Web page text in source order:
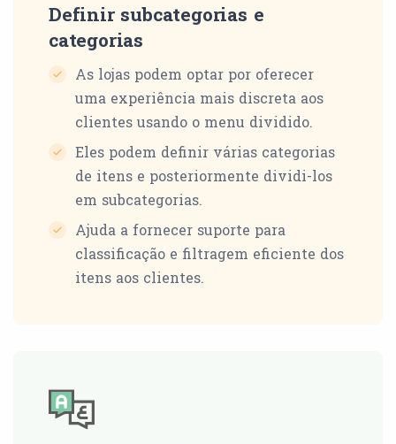
Definir subcategorias e
categorias
As lojas podem optar por oferecer
uma experiência mais discreta aos
clientes usando o menu dividido.
Eles podem definir várias categorias
de itens e posteriormente dividi-los
em subcategorias.
Ajuda a fornecer suporte para
classificação e filtragem eficiente dos
itens aos clientes.